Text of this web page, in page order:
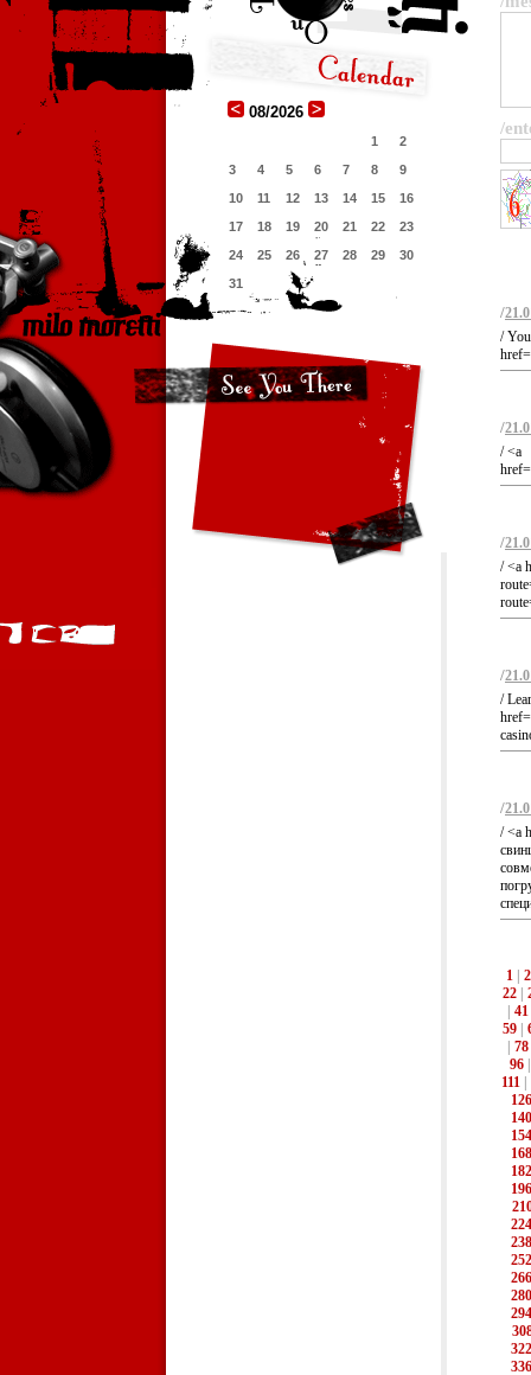
08/2026
1
2
3
4 5 6 7 8
9
10
11 12 13 14 15
16
17
18 19 20 21 22
23
24
25 26 27 28 29
30
31
/
/
/
/
/ <a
/
/ <a
/
/
/
/ <a
1
2
22|
41
59|
78
96
111|
126
140
154
168
182
196
224
238
252
266
280
294
322
336